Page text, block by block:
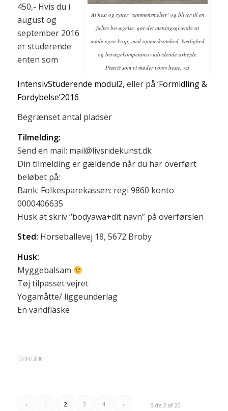
At hest og rytter ‘sammensmelter’ og bliver til en
fælles bevægelse, gør det meningsgivende at
møde egen krop, med opmærksomhed, kærlighed
og bevægekompetance-udvidende arbejde.
Præcis som vi møder vores heste. <3
450,- Hvis du i
august og
september 2016
er studerende
enten som
IntensivStuderende modul2, eller på ‘Formidling &
Fordybelse’2016
Begrænset antal pladser
Tilmelding:
Send en mail: mail@livsridekunst.dk
Din tilmelding er gældende når du har overført
beløbet på:
Bank: Folkesparekassen: regi 9860 konto
0000406635
Husk at skriv “bodyawa+dit navn” på overførslen
Sted: Horseballevej 18, 5672 Broby
Husk:
Myggebalsam
Tøj tilpasset vejret
Yogamåtte/ liggeunderlag
En vandflaske
12/04/2016
Side 2 af 20
‹ 1 2 3 4 ›